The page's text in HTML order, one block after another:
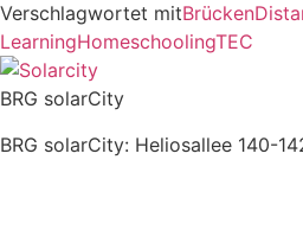
Verschlagwortet mitBrücken
LearningHomeschoolingTEC
BRG solarCity
BRG solarCity: Heliosallee 140-